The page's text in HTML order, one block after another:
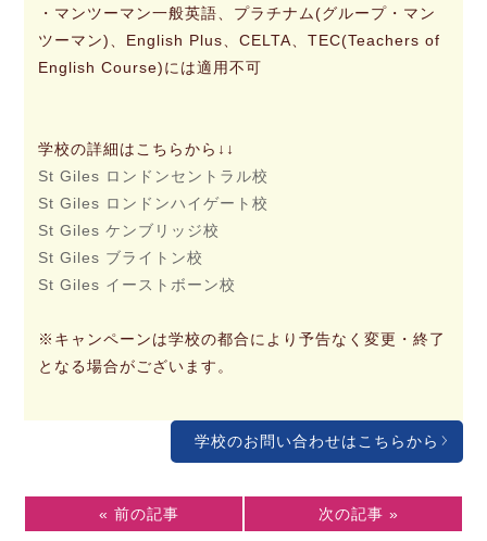
・マンツーマン一般英語、プラチナム(グループ・マン
ツーマン)、English Plus、CELTA、TEC(Teachers of
English Course)には適用不可
学校の詳細はこちらから↓↓
St Giles ロンドンセントラル校
St Giles ロンドンハイゲート校
St Giles ケンブリッジ校
St Giles ブライトン校
St Giles イーストボーン校
※キャンペーンは学校の都合により予告なく変更・終了
となる場合がございます。
学校のお問い合わせはこちらから
« 前の記事 次の記事 »